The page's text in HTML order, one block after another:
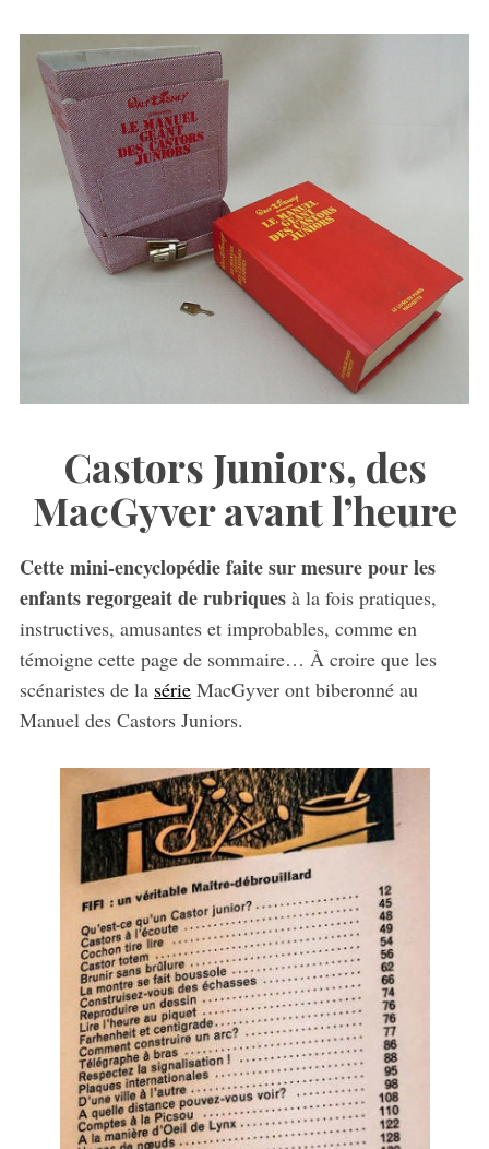
Castors Juniors, des
MacGyver avant l’heure
Cette mini-encyclopédie faite sur mesure pour les
enfants regorgeait de rubriquesà la fois pratiques,
instructives, amusantes et improbables, comme en
témoigne cette page de sommaire… À croire que les
scénaristes de la sérieMacGyver ont biberonné au
Manuel des Castors Juniors.